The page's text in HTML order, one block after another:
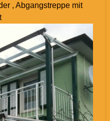
, Abgangstreppe mit